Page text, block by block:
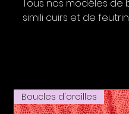
Tous nos modèles
simili cuirs et de
Boucles d'oreilles